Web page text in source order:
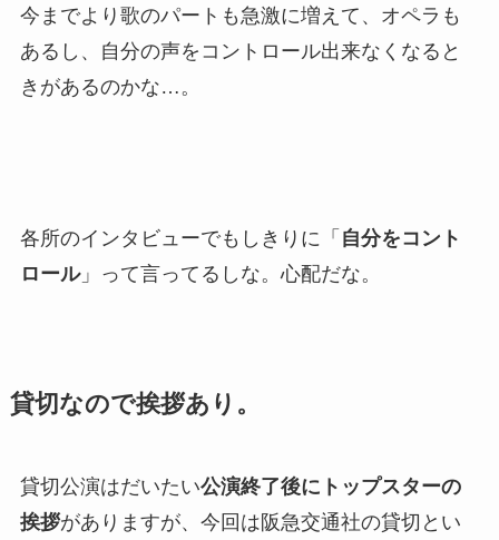
今までより歌のパートも急激に増えて、オペラも
あるし、自分の声をコントロール出来なくなると
きがあるのかな…。
各所のインタビューでもしきりに「 自分をコント
ロール」って言ってるしな。心配だな。
貸切なので挨拶あり。
貸切公演はだいたい公演終了後にトップスターの
挨拶がありますが、今回は阪急交通社の貸切とい